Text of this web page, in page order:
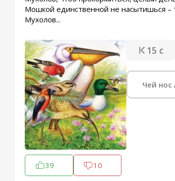
Мошкой единственной не насытишься –
Мухолов...
39 10
15 с
Чей нос